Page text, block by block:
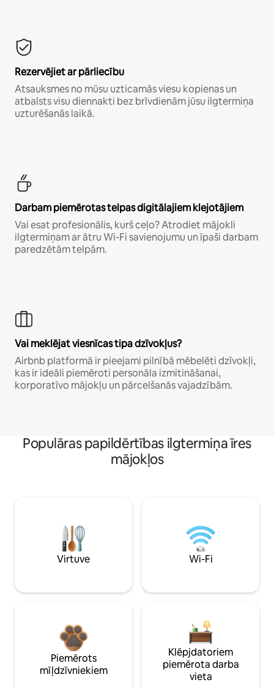
Rezervējiet ar pārliecību
Atsauksmes no mūsu uzticamās viesu kopienas un
atbalsts visu diennakti bez brīvdienām jūsu ilgtermiņa
uzturēšanās laikā.
Darbam piemērotas telpas digitālajiem klejotājiem
Vai esat profesionālis, kurš ceļo? Atrodiet mājokli
ilgtermiņam ar ātru Wi-Fi savienojumu un īpaši darbam
paredzētām telpām.
Vai meklējat viesnīcas tipa dzīvokļus?
Airbnb platformā ir pieejami pilnībā mēbelēti dzīvokļi,
kas ir ideāli piemēroti personāla izmitināšanai,
korporatīvo mājokļu un pārcelšanās vajadzībām.
Populāras papildērtības ilgtermiņa īres
mājokļos
Virtuve Wi-Fi
Piemērots
mīļdzīvniekiem
Klēpjdatoriem
piemērota darba
vieta